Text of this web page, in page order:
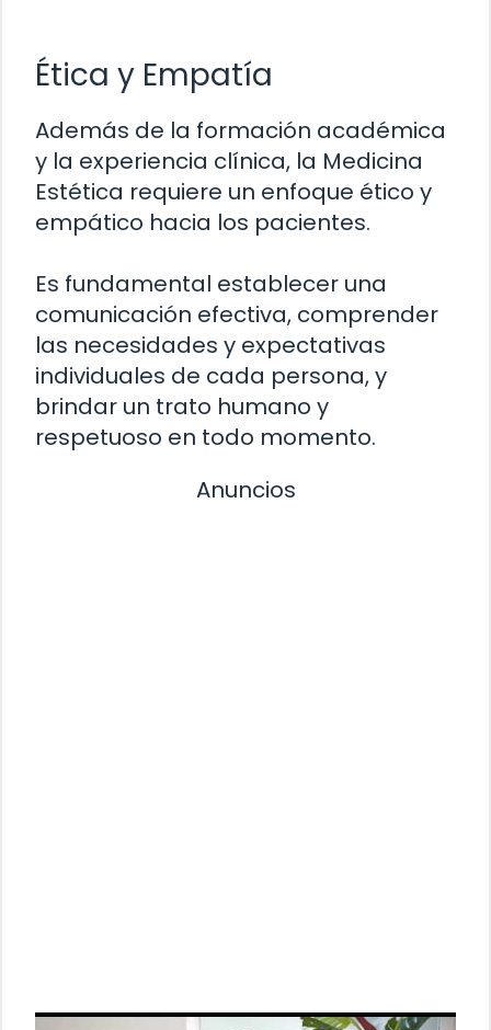
Ética y Empatía
Además de la formación académica
y la experiencia clínica, la Medicina
Estética requiere un enfoque ético y
empático hacia los pacientes.
Es fundamental establecer una
comunicación efectiva, comprender
las necesidades y expectativas
individuales de cada persona, y
brindar un trato humano y
respetuoso en todo momento.
Anuncios